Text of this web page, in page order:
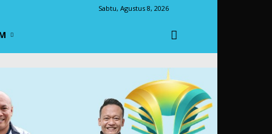
Sabtu, Agustus 8, 2026